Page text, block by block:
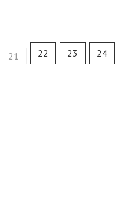
21 22 23 24